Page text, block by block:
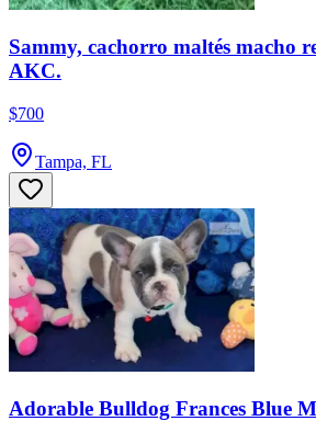
Sammy, cachorro maltés macho
AKC.
$700
Tampa, FL
Adorable Bulldog Frances Blue